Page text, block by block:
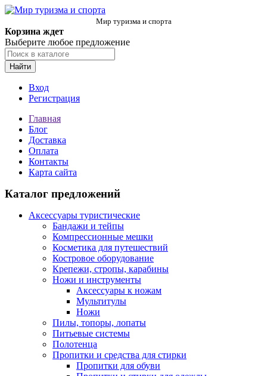
Мир туризма и спорта
Корзина ждет
Выберите любое предложение
Найти
Вход
Регистрация
Главная
Блог
Доставка
Оплата
Контакты
Карта сайта
Каталог предложений
Аксессуары туристические
Бандажи и тейпы
Компрессионные мешки
Косметика для путешествий
Костровое оборудование
Крепежи, стропы, карабины
Ножи и инструменты
Аксессуары к ножам
Мультитулы
Ножи
Пилы, топоры, лопаты
Питьевые системы
Полотенца
Пропитки и средства для стирки
Пропитки для обуви